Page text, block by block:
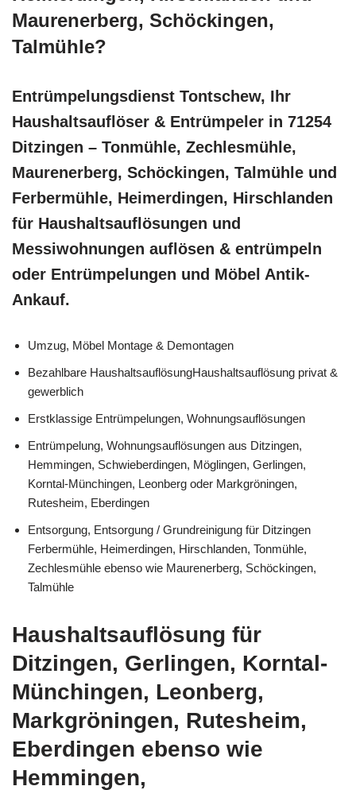
Maurenerberg, Schöckingen,
Talmühle?
Entrümpelungsdienst Tontschew, Ihr
Haushaltsauflöser & Entrümpeler in 71254
Ditzingen – Tonmühle, Zechlesmühle,
Maurenerberg, Schöckingen, Talmühle und
Ferbermühle, Heimerdingen, Hirschlanden
für Haushaltsauflösungen und
Messiwohnungen auflösen & entrümpeln
oder Entrümpelungen und Möbel Antik-
Ankauf.
Umzug, Möbel Montage & Demontagen
Bezahlbare HaushaltsauflösungHaushaltsauflösung privat &
gewerblich
Erstklassige Entrümpelungen, Wohnungsauflösungen
Entrümpelung, Wohnungsauflösungen aus Ditzingen,
Hemmingen, Schwieberdingen, Möglingen, Gerlingen,
Korntal-Münchingen, Leonberg oder Markgröningen,
Rutesheim, Eberdingen
Entsorgung, Entsorgung / Grundreinigung für Ditzingen
Ferbermühle, Heimerdingen, Hirschlanden, Tonmühle,
Zechlesmühle ebenso wie Maurenerberg, Schöckingen,
Talmühle
Haushaltsauflösung für
Ditzingen, Gerlingen, Korntal-
Münchingen, Leonberg,
Markgröningen, Rutesheim,
Eberdingen ebenso wie
Hemmingen,